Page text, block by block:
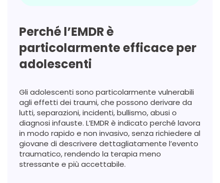
Perché l’EMDR è
particolarmente efficace per
adolescenti
Gli adolescenti sono particolarmente vulnerabili
agli effetti dei traumi, che possono derivare da
lutti, separazioni, incidenti, bullismo, abusi o
diagnosi infauste. L’EMDR è indicato perché lavora
in modo rapido e non invasivo, senza richiedere al
giovane di descrivere dettagliatamente l’evento
traumatico, rendendo la terapia meno
stressante e più accettabile.